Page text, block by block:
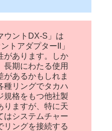
ウントDX-S」は
トアダプターII」
があります。しか
長期にわたる使用
があるかもしれま
種リングでタカハ
規格をもつ他社製
りますが、特に天
はシステムチャー
リングを接続する